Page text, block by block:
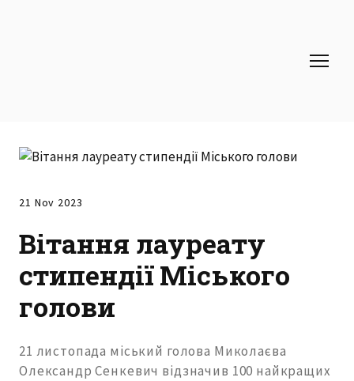
21 Nov 2023
Вітання лауреату
стипендії Міського
голови
21 листопада міський голова Миколаєва
Олександр Сенкевич відзначив 100 найкращих